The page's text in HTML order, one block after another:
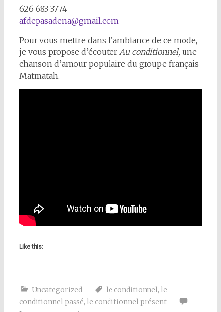
626 683 3774
afdepasadena@gmail.com
Pour vous mettre dans l’ambiance de ce mode,
je vous propose d’écouter Au conditionnel, une
chanson d’amour populaire du groupe français
Matmatah.
Like this:
Uncategorized le conditionnel, le
conditionnel passé, le conditionnel présent